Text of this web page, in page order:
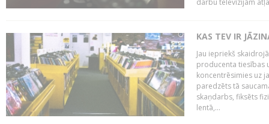
KAS TEV IR
Jau iepriekš
producenta tiesības
koncentrēsimies uz
paredzēts tā
skaņdarbs, fiksēts
lentā,...